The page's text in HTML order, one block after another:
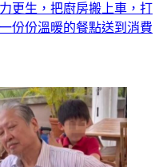
更生，把廚房搬上車，打
份份溫暖的餐點送到消費